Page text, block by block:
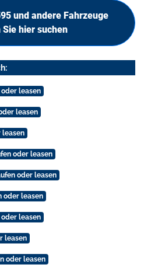
und andere Fahrzeuge
Sie hier suchen
leasen
leasen
leasen
oder leasen
oder leasen
oder leasen
leasen
leasen
oder leasen